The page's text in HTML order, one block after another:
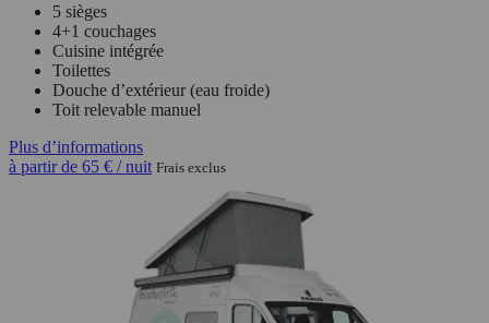
5 sièges
4+1 couchages
Cuisine intégrée
Toilettes
Douche d’extérieur (eau froide)
Toit relevable manuel
Plus d’informations
à partir de 65 € / nuit Frais exclus